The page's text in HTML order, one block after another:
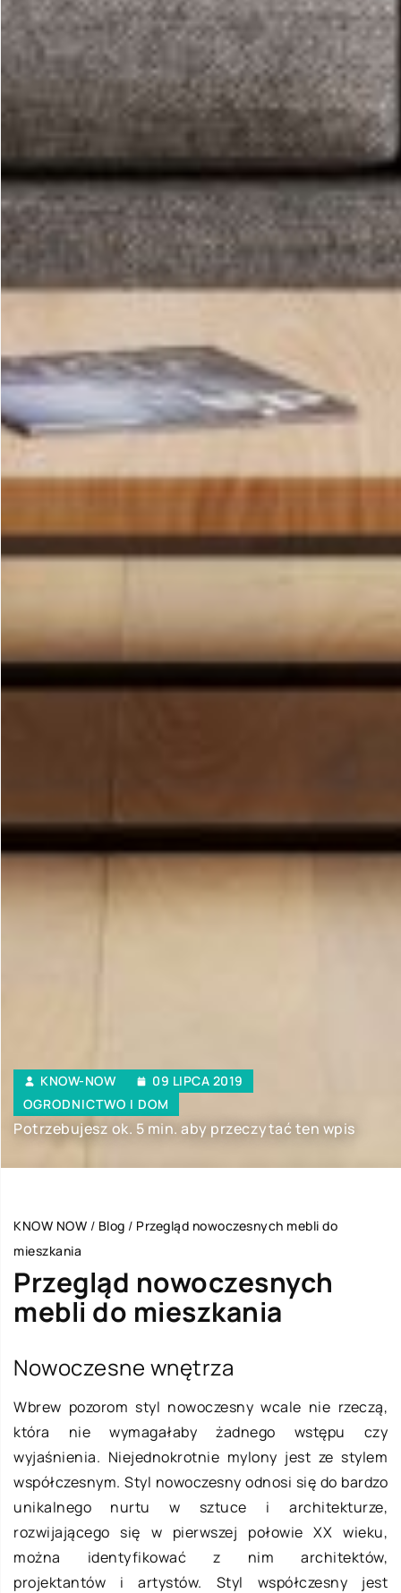
KNOW-NOW
09 LIPCA 2019
OGRODNICTWO I DOM
Potrzebujesz ok. 5 min. aby przeczytać ten wpis
KNOW NOW / Blog / Przegląd nowoczesnych mebli do
mieszkania
Przegląd nowoczesnych
mebli do mieszkania
Nowoczesne wnętrza
Wbrew pozorom styl nowoczesny wcale nie rzeczą,
która nie wymagałaby żadnego wstępu czy
wyjaśnienia. Niejednokrotnie mylony jest ze stylem
współczesnym. Styl nowoczesny odnosi się do bardzo
unikalnego nurtu w sztuce i architekturze,
rozwijającego się w pierwszej połowie XX wieku,
można identyfikować z nim architektów,
projektantów i artystów. Styl współczesny jest